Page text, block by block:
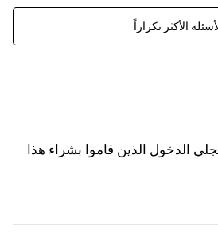
الأكثر تكراراً
الدخول الذين قاموا بشراء هذا